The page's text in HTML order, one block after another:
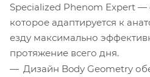
Specialized Phenom Expert —
которое адаптируется к
езду максимально
протяжение всего дня.
Дизайн Body Geometry